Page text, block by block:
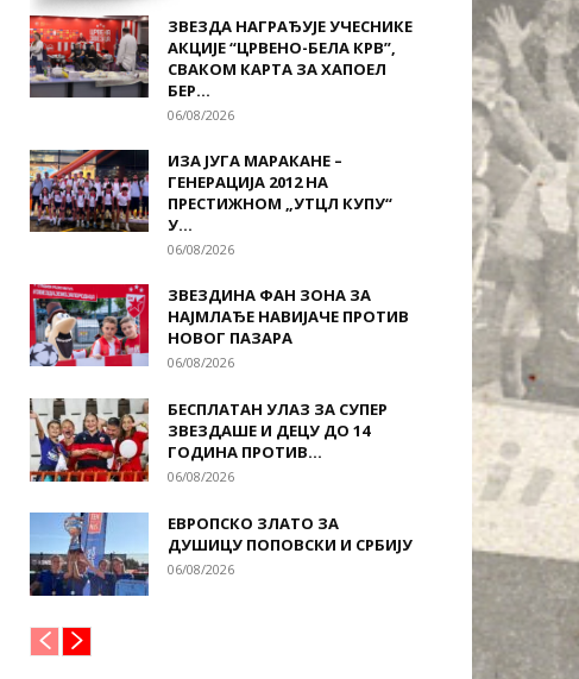
ЗВЕЗДА НАГРАЂУЈЕ УЧЕСНИКЕ
АКЦИЈЕ “ЦРВЕНО-БЕЛА КРВ”,
СВАКОМ КАРТА ЗА ХАПОЕЛ
БЕР...
06/08/2026
ИЗА ЈУГА МАРАКАНЕ –
ГЕНЕРАЦИЈА 2012 НА
ПРЕСТИЖНОМ „УТЦЛ КУПУ“
У...
06/08/2026
ЗВЕЗДИНА ФАН ЗОНА ЗА
НАЈМЛАЂЕ НАВИЈАЧЕ ПРОТИВ
НОВОГ ПАЗАРА
06/08/2026
БЕСПЛАТАН УЛАЗ ЗА СУПЕР
ЗВЕЗДАШЕ И ДЕЦУ ДО 14
ГОДИНА ПРОТИВ...
06/08/2026
ЕВРОПСКО ЗЛАТО ЗА
ДУШИЦУ ПОПОВСКИ И СРБИЈУ
06/08/2026